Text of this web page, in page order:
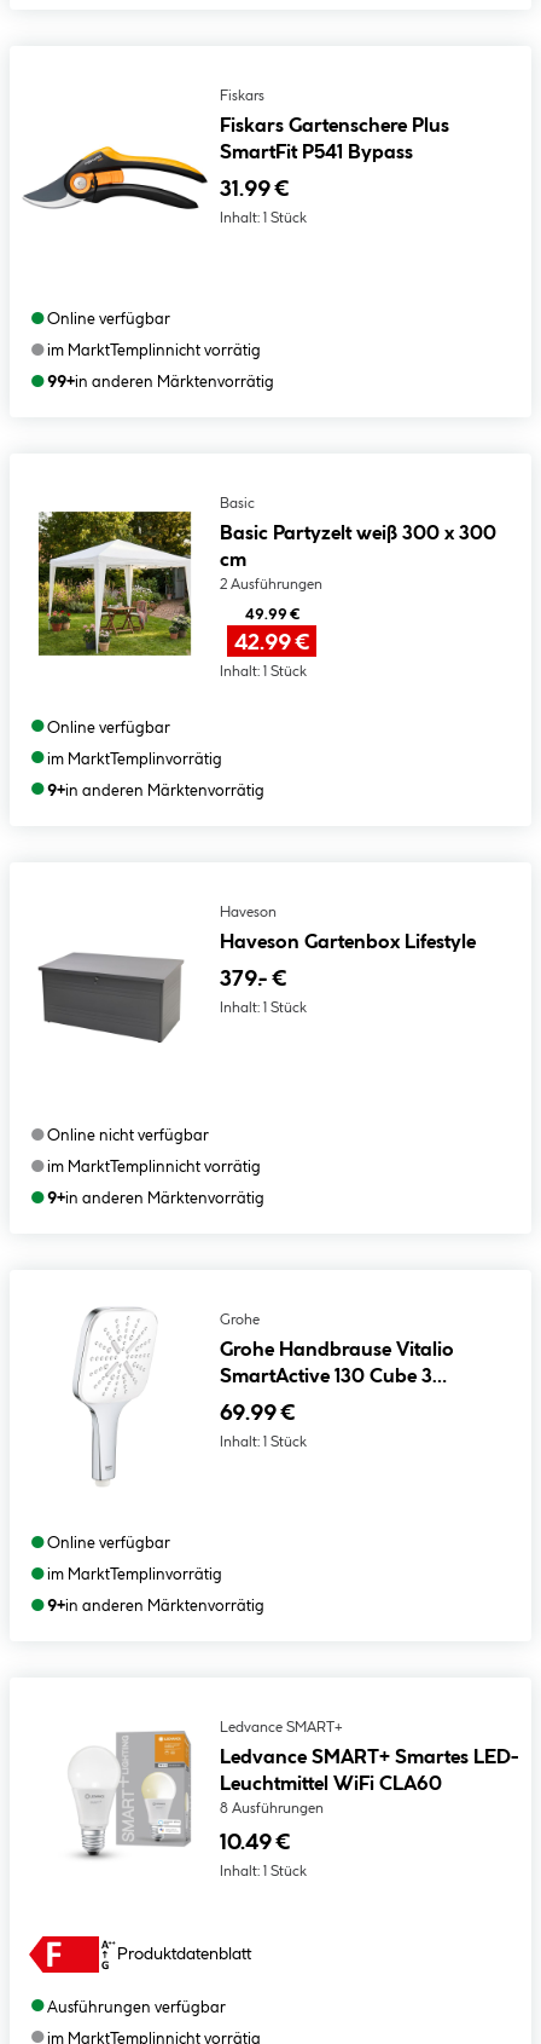
Fiskars
Fiskars Gartenschere Plus
SmartFit P541 Bypass
31.99 €
Inhalt: 1 Stück
●Online verfügbar
●im Markt Templinnicht vorrätig
●99+in anderen Märktenvorrätig
Basic
Basic Partyzelt weiß 300 x 300
cm
2 Ausführungen
49.99 €
42.99 €
Inhalt: 1 Stück
●Online verfügbar
●im MarktTemplinvorrätig
●9+in anderen Märktenvorrätig
Haveson
Haveson Gartenbox Lifestyle
379.- €
Inhalt: 1 Stück
●Online nicht verfügbar
●im MarktTemplinnicht vorrätig
●9+in anderen Märktenvorrätig
Grohe
Grohe Handbrause Vitalio
SmartActive 130 Cube 3
Strahlarten
69.99 €
Inhalt: 1 Stück
●Online verfügbar
●im Markt Templinvorrätig
●9+in anderen Märktenvorrätig
Ledvance SMART+
Ledvance SMART+ Smartes LED-
Leuchtmittel WiFi CLA60
8 Ausführungen
10.49 €
Inhalt: 1 Stück
Produktdatenblatt
●Ausführungen verfügbar
●im MarktTemplinnicht vorrätig